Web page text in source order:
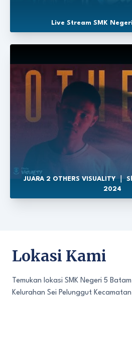
Live Stream SMK
JUARA 2 OTHERS VISUALITY ｜
2024
Lokasi Kami
Temukan lokasi SMK Negeri 5
Kelurahan Sei Pelunggut